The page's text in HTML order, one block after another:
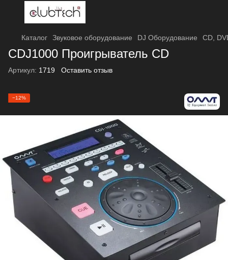
Каталог Звуковое оборудование DJ Оборудование CD,
CDJ1000 Проигрыватель CD
Артикул: 1719 Оставить отзыв
−12%